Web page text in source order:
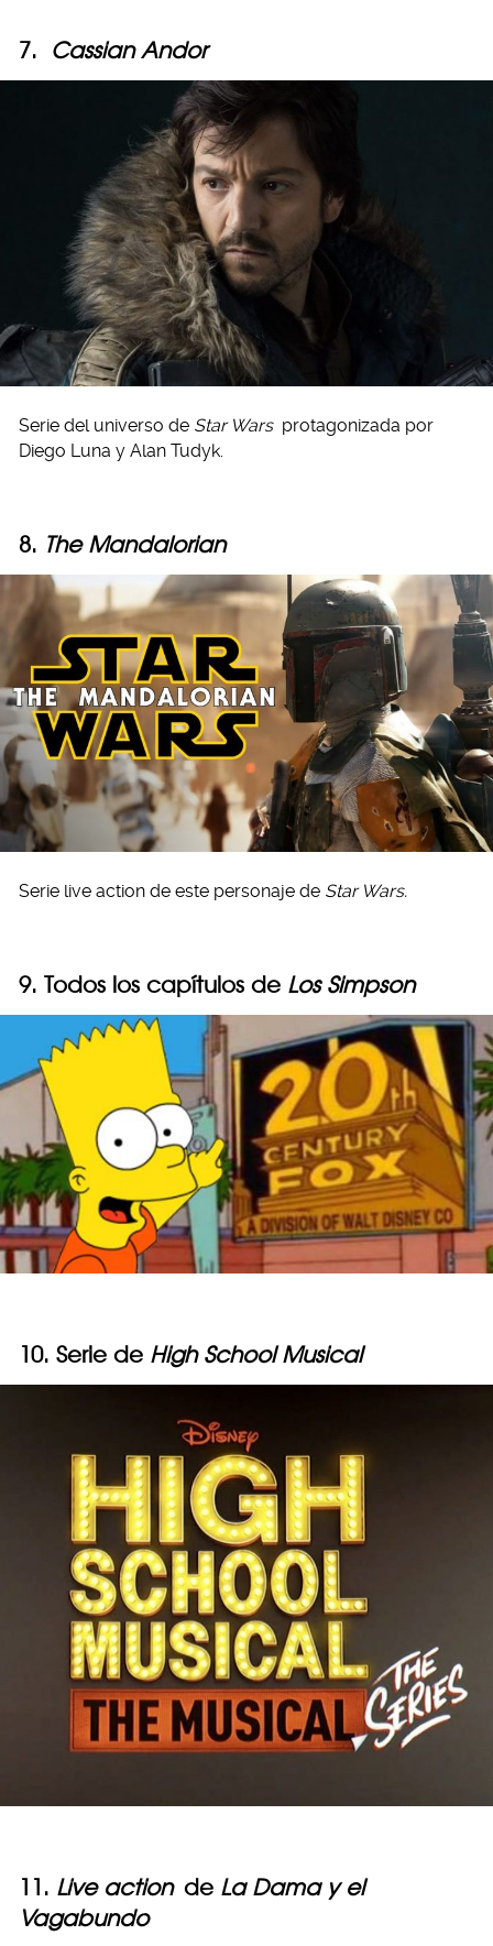
7. Cassian Andor
Serie del universo de Star Wars protagonizada por
Diego Luna y Alan Tudyk.
8. The Mandalorian
Serie live action de este personaje de Star Wars.
9. Todos los capítulos de Los Simpson
10. Serie de High School Musical
11. Live action de La Dama y el
Vagabundo